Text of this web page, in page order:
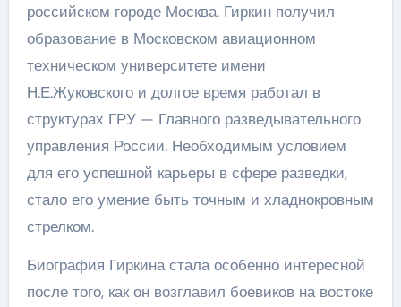
российском городе Москва. Гиркин получил
образование в Московском авиационном
техническом университете имени
Н.Е.Жуковского и долгое время работал в
структурах ГРУ — Главного разведывательного
управления России. Необходимым условием
для его успешной карьеры в сфере разведки,
стало его умение быть точным и хладнокровным
стрелком.
Биография Гиркина стала особенно интересной
после того, как он возглавил боевиков на востоке